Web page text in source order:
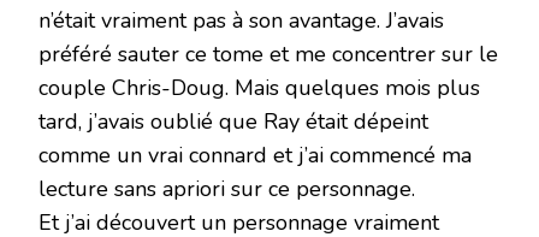
n’était vraiment pas à son avantage. J’avais
préféré sauter ce tome et me concentrer sur le
couple Chris-Doug. Mais quelques mois plus
tard, j’avais oublié que Ray était dépeint
comme un vrai connard et j’ai commencé ma
lecture sans apriori sur ce personnage.
Et j’ai découvert un personnage vraiment